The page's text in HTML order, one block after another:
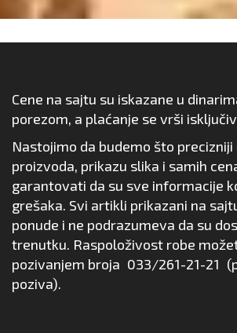
Cene na sajtu su iskazane u
porezom, a plaćanje se vrši
Nastojimo da budemo što precizniji
proizvoda, prikazu slika i samih
garantovati da su sve informacije
grešaka. Svi artikli prikazani na
ponude i ne podrazumeva da su
trenutku. Raspoloživost robe
pozivanjem broja 033/261-21-21
poziva).